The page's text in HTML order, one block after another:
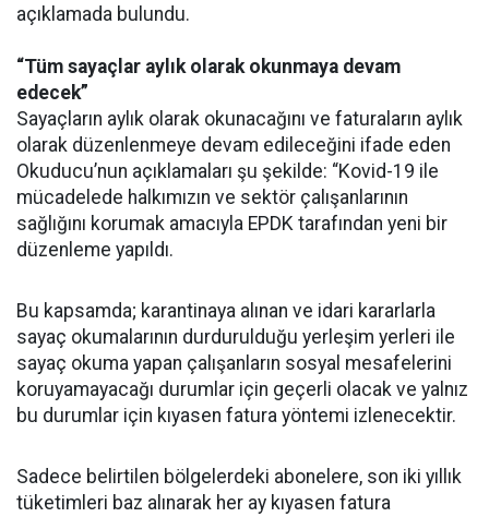
açıklamada bulundu.
“Tüm sayaçlar aylık olarak okunmaya devam
edecek”
Sayaçların aylık olarak okunacağını ve faturaların aylık
olarak düzenlenmeye devam edileceğini ifade eden
Okuducu’nun açıklamaları şu şekilde: “Kovid-19 ile
mücadelede halkımızın ve sektör çalışanlarının
sağlığını korumak amacıyla EPDK tarafından yeni bir
düzenleme yapıldı.
Bu kapsamda; karantinaya alınan ve idari kararlarla
sayaç okumalarının durdurulduğu yerleşim yerleri ile
sayaç okuma yapan çalışanların sosyal mesafelerini
koruyamayacağı durumlar için geçerli olacak ve yalnız
bu durumlar için kıyasen fatura yöntemi izlenecektir.
Sadece belirtilen bölgelerdeki abonelere, son iki yıllık
tüketimleri baz alınarak her ay kıyasen fatura